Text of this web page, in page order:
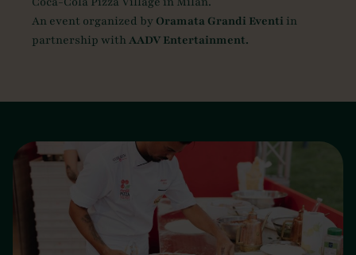
An event organized by Oramata Grandi Eventi in
partnership withAADV Entertainment.